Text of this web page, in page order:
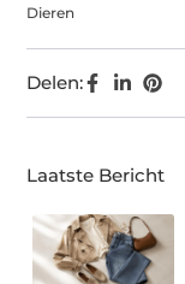
Dieren
Delen:
Laatste Bericht